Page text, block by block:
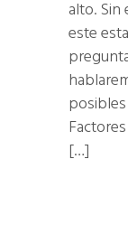
alto.
este
[…]